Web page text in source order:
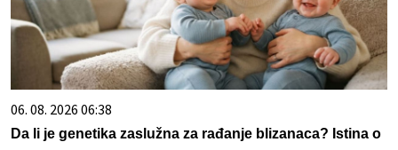
06. 08. 2026 06:38
Da li je genetika zaslužna za rađanje blizanaca? Istina o